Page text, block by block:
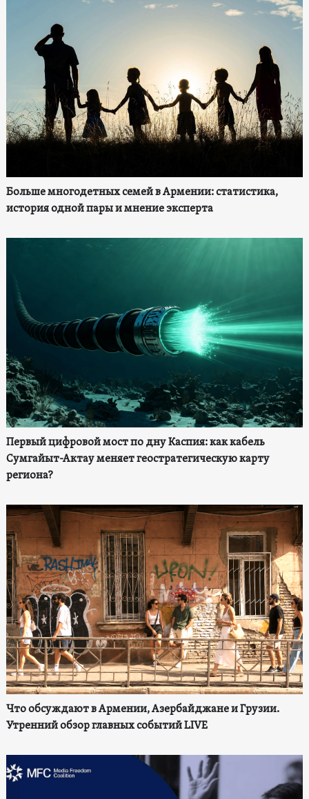
Больше многодетных семей в Армении: статистика,
история одной пары и мнение эксперта
Первый цифровой мост по дну Каспия: как кабель
Сумгайыт-Актау меняет геостратегическую карту
региона?
Что обсуждают в Армении, Азербайджане и Грузии.
Утренний обзор главных событий LIVE